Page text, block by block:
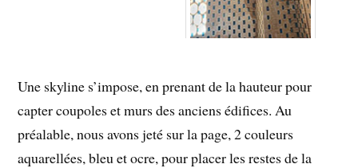
Une skyline s’impose, en prenant de la hauteur pour
capter coupoles et murs des anciens édifices. Au
préalable, nous avons jeté sur la page, 2 couleurs
aquarellées, bleu et ocre, pour placer les restes de la